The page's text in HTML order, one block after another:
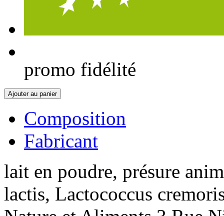
promo fidélité
Ajouter au panier
Composition
Fabricant
lait en poudre, présure
lactis, Lactococcus